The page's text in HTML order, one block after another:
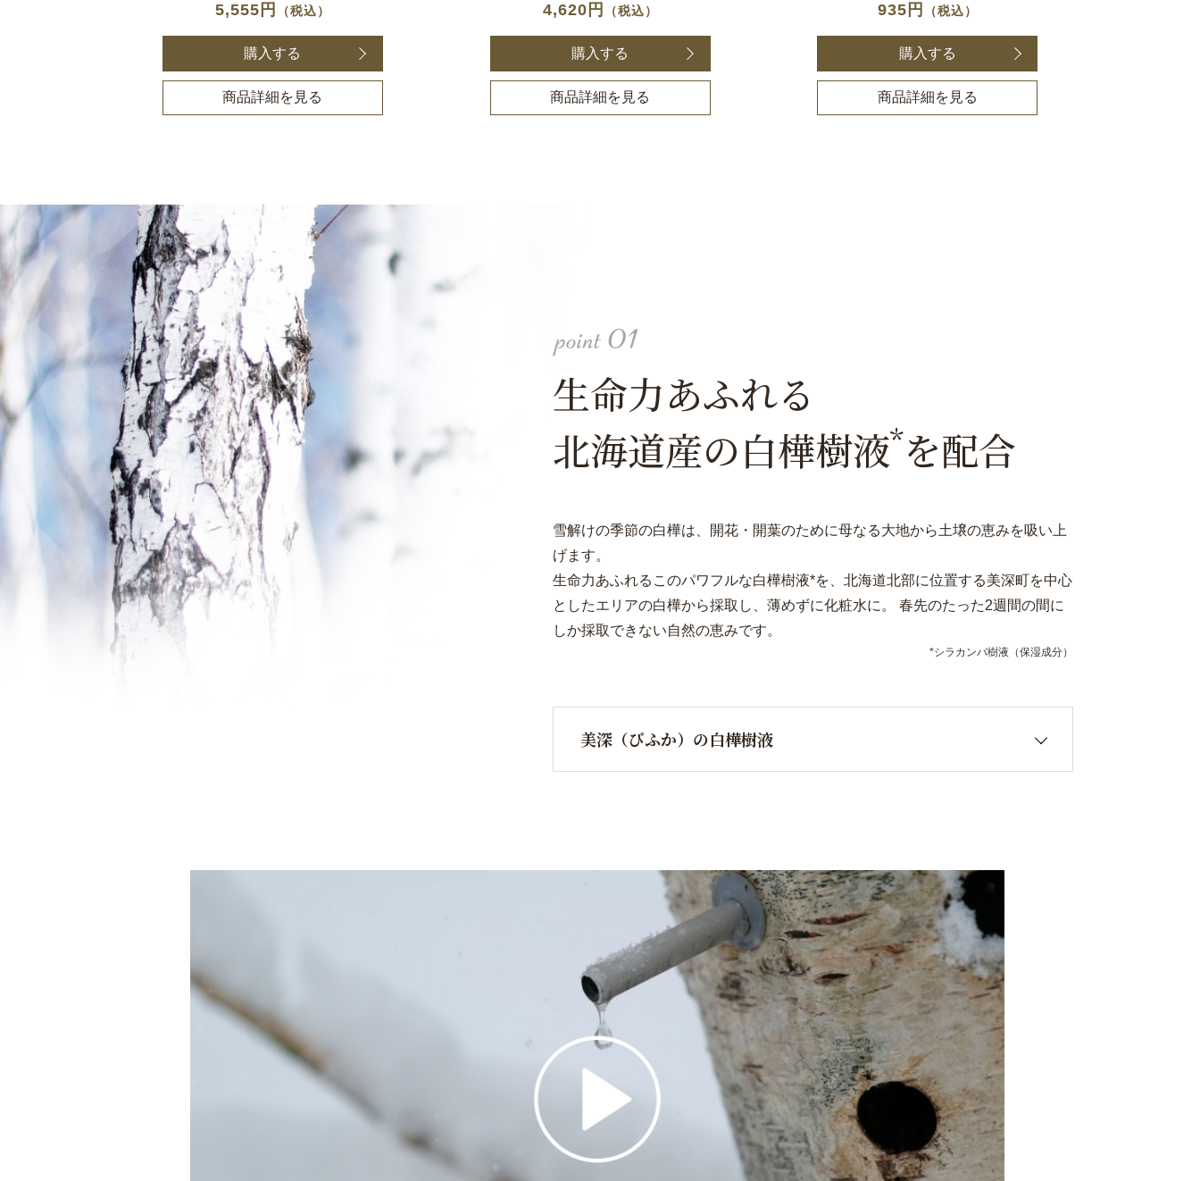
5,555円 （税込）
購入する
商品詳細を見る
4,620円 （税込）
購入する
商品詳細を見る
935円 （税込）
購入する
商品詳細を見る
生命力あふれる
北海道産の白樺樹液*を配合
雪解けの季節の白樺は、開花・開葉のために母なる大地から土壌の恵みを吸い上
げます。
生命力あふれるこのパワフルな白樺樹液*を、北海道北部に位置する美深町を中心
としたエリアの白樺から採取し、薄めずに化粧水に。 春先のたった2週間の間に
しか採取できない自然の恵みです。
*シラカンバ樹液（保湿成分）
美深（びふか）の白樺樹液